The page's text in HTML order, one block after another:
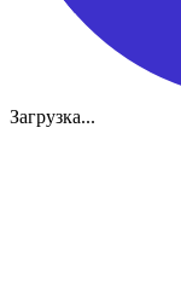
Загрузка...